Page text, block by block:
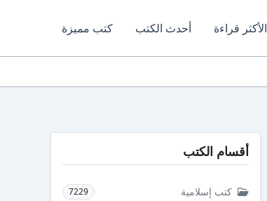
الأكثر قراءة أحدث الكتب كتب مميزة
أقسام الكتب
كتب إسلامية 7229